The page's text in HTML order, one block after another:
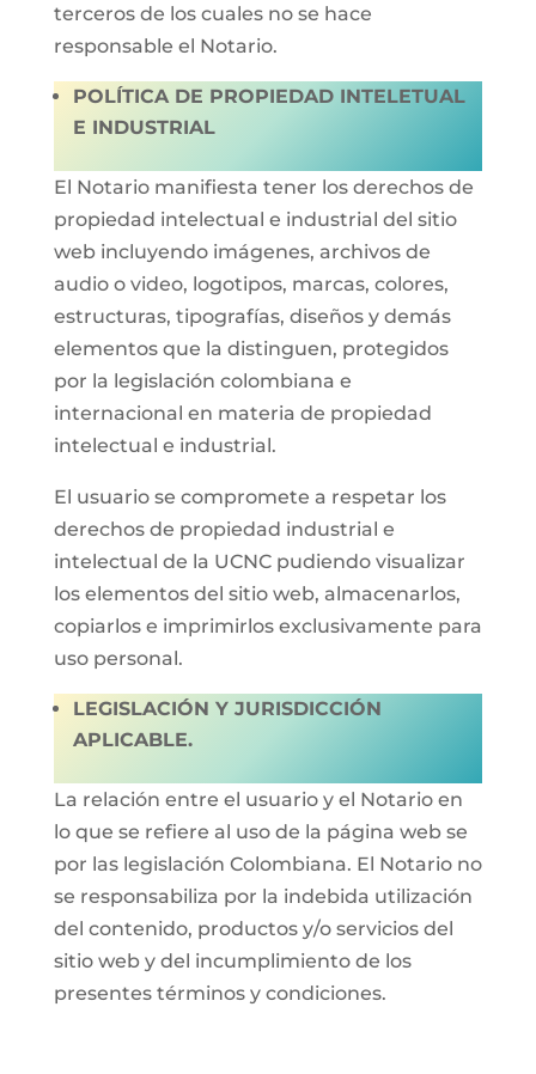
terceros de los cuales no se hace
responsable el Notario.
POLÍTICA DE PROPIEDAD INTELETUAL
E INDUSTRIAL
El Notario manifiesta tener los derechos de
propiedad intelectual e industrial del sitio
web incluyendo imágenes, archivos de
audio o video, logotipos, marcas, colores,
estructuras, tipografías, diseños y demás
elementos que la distinguen, protegidos
por la legislación colombiana e
internacional en materia de propiedad
intelectual e industrial.
El usuario se compromete a respetar los
derechos de propiedad industrial e
intelectual de la UCNC pudiendo visualizar
los elementos del sitio web, almacenarlos,
copiarlos e imprimirlos exclusivamente para
uso personal.
LEGISLACIÓN Y JURISDICCIÓN
APLICABLE.
La relación entre el usuario y el Notario en
lo que se refiere al uso de la página web se
por las legislación Colombiana. El Notario no
se responsabiliza por la indebida utilización
del contenido, productos y/o servicios del
sitio web y del incumplimiento de los
presentes términos y condiciones.